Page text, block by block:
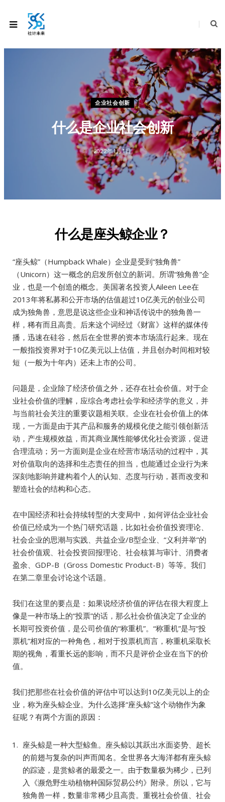
企业社会创新
什么是企业社会创新
2022年1月1日
什么是座头鲸企业？
“座头鲸”（Humpback Whale）企业是受到“独角兽”
（Unicorn）这一概念的启发所创立的新词。所谓“独角兽”企
业，也是一个创造的概念。美国著名投资人Aileen Lee在
2013年将私募和公开市场的估值超过10亿美元的创业公司
成为独角兽，意思是说这些企业和神话传说中的独角兽一
样，稀有而且高贵。后来这个词经过《财富》这样的媒体传
播，迅速在硅谷，然后在全世界的资本市场流行起来。现在
一般指投资界对于10亿美元以上估值，并且创办时间相对较
短（一般为十年内）还未上市的公司。
问题是，企业除了经济价值之外，还存在社会价值。对于企
业社会价值的理解，应综合考虑社会学和经济学的意义，并
与当前社会关注的重要议题相关联。企业在社会价值上的体
现，一方面是由于其产品和服务的规模化使之能引领创新活
动，产生规模效益，而其商业属性能够优化社会资源，促进
合理流动；另一方面则是企业在经营市场活动的过程中，其
对价值取向的选择和生态责任的担当，也能通过企业行为来
深刻地影响并建构着个人的认知、态度与行动，甚而改变和
塑造社会的结构和心态。
在中国经济和社会持续转型的大变局中，如何评估企业社会
价值已经成为一个热门研究话题，比如社会价值投资理论、
社会企业的思潮与实践、共益企业/B型企业、“义利并举”的
社会价值观、社会投资回报理论、社会核算与审计、消费者
盈余、GDP-B（Gross Domestic Product-B）等等。我们
在第二章里会讨论这个话题。
我们在这里的要点是：如果说经济价值的评估在很大程度上
像是一种市场上的“投票”的话，那么社会价值决定了企业的
长期可投资价值，是公司价值的“称重机”。“称重机”是与“投
票机”相对应的一种角色，相对于投票机而言，称重机采取长
期的视角，看重长远的影响，而不只是评价企业在当下的价
值。
我们把那些在社会价值的评估中可以达到10亿美元以上的企
业，称为座头鲸企业。为什么选择“座头鲸”这个动物作为象
征呢？有两个方面的原因：
座头鲸是一种大型鲸鱼。座头鲸以其跃出水面姿势、超长
的前翅与复杂的叫声而闻名。全世界各大海洋都有座头鲸
的踪迹，是赏鲸者的最爱之一。由于数量极为稀少，已列
入《濒危野生动植物种国际贸易公约》附录。所以，它与
独角兽一样，数量非常稀少且高贵。重视社会价值、社会